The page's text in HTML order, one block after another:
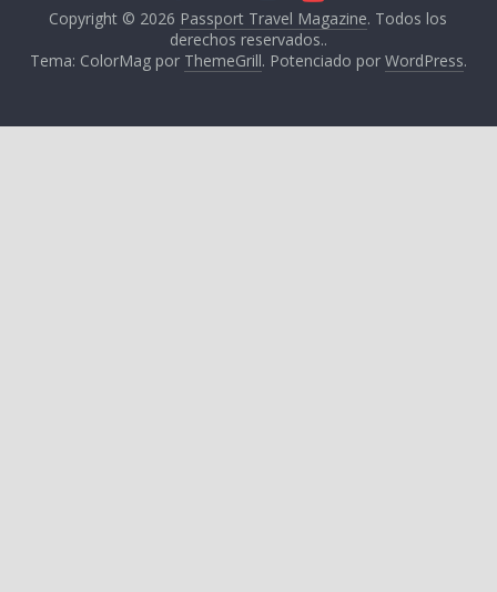
Copyright © 2026 Passport Travel Magazine. Todos los
derechos reservados..
Tema: ColorMag por ThemeGrill. Potenciado por WordPress.